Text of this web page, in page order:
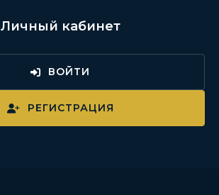
Личный кабинет
ВОЙТИ
РЕГИСТРАЦИЯ